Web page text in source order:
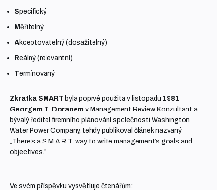
Specifický
Měřitelný
Akceptovatelný (dosažitelný)
Reálný (relevantní)
Termínovaný
Zkratka SMART byla poprvé použita v listopadu 1981
Georgem T. Doranem v Management Review. Konzultant a
bývalý ředitel firemního plánování společnosti Washington
Water Power Company, tehdy publikoval článek nazvaný
„There’s a S.M.A.R.T. way to write management’s goals and
objectives.”
Ve svém příspěvku vysvětluje čtenářům: